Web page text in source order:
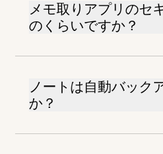
メモ取りアプリのセ
のくらいですか？
ノートは自動バック
か？